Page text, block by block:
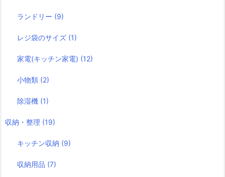
ランドリー (9)
レジ袋のサイズ (1)
家電(キッチン家電) (12)
小物類 (2)
除湿機 (1)
収納・整理 (19)
キッチン収納 (9)
収納用品 (7)